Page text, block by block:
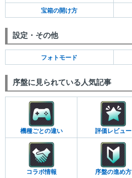
宝箱の開け方
設定・その他
フォトモード
序盤に見られている人気記事
機種ごとの違い 評価レビュー
コラボ情報 序盤の進め方